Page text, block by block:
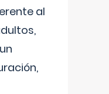
al